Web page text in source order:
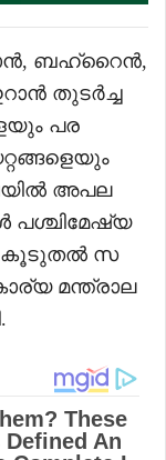
ബഹ്‌റൈൻ,
തുടർച്ച
പര
അപല
പശ്ചിമേഷ്യ
കൂടുതൽ സ
മന്ത്രാല